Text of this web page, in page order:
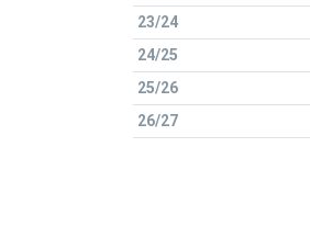
23/24
24/25
25/26
26/27